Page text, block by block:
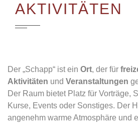
AKTIVITÄTEN
Der „Schapp“ ist ein Ort, der für
Aktivitäten und Veranstaltungen
Der Raum bietet Platz für Vorträge,
Kurse, Events oder Sonstiges. Der
angenehm warme Atmosphäre und